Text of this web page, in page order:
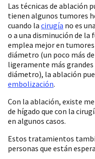
Las técnicas de ablación
tienen algunos tumores
cuando la cirugía no es
o a una disminución de la
emplea mejor en tumores
diámetro (un poco más
ligeramente más grandes
diámetro), la ablación
embolización.
Con la ablación, existe
de hígado que con la
en algunos casos.
Estos tratamientos
personas que están